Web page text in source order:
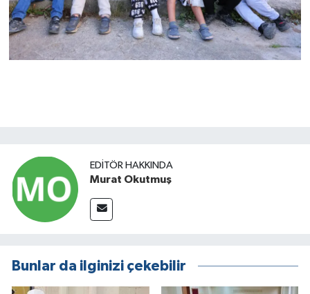
EDITÖR HAKKINDA
Murat Okutmuş
Bunlar da ilginizi çekebilir